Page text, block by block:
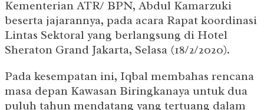
Kementerian ATR/ BPN, Abdul Kamarzuki
beserta jajarannya, pada acara Rapat koordinasi
Lintas Sektoral yang berlangsung di Hotel
Sheraton Grand Jakarta, Selasa (18/2/2020).
Pada kesempatan ini, Iqbal membahas rencana
masa depan Kawasan Biringkanaya untuk dua
puluh tahun mendatang yang tertuang dalam